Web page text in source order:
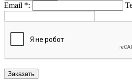
Email *: